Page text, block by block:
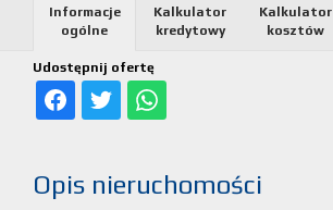
Udostępnij ofertę
Informacje
ogólne
Kalkulator
kredytowy
Kalkulator
kosztów
Opis nieruchomości